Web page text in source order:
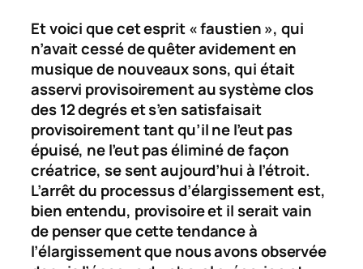
Et voici que cet esprit « faustien », qui
n’avait cessé de quêter avidement en
musique de nouveaux sons, qui était
asservi provisoirement au système clos
des 12 degrés et s’en satisfaisait
provisoirement tant qu’il ne l’eut pas
épuisé, ne l’eut pas éliminé de façon
créatrice, se sent aujourd’hui à l’étroit.
L’arrêt du processus d’élargissement est,
bien entendu, provisoire et il serait vain
de penser que cette tendance à
l’élargissement que nous avons observée